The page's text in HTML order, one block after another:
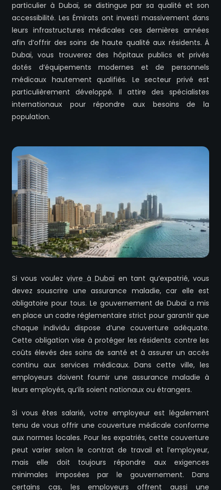
particulier à Dubaï, se distingue par sa qualité et son
accessibilité. Les Émirats ont investi massivement dans
leurs infrastructures médicales ces dernières années
afin d’offrir des soins de haute qualité aux résidents. À
Dubaï, vous trouverez des hôpitaux publics et privés
dotés d’équipements modernes et de personnels
médicaux hautement qualifiés. Le secteur privé est
particulièrement développé. Il attire des spécialistes
internationaux pour répondre aux besoins de la
population.
Si vous voulezvivre à Dubaï en tant qu’expatrié, vous
devez souscrire une assurance maladie, car elle est
obligatoire pour tous. Le gouvernement de Dubaï a mis
en place un cadre réglementaire strict pour garantir que
chaque individu dispose d’une couverture adéquate.
Cette obligation vise à protéger les résidents contre les
coûts élevés des soins de santé et à assurer un accès
continu aux services médicaux. Dans cette ville, les
employeurs doivent fournir une assurance maladie à
leurs employés, qu’ils soient nationaux ou étrangers.
Si vous êtes salarié, votre employeur est légalement
tenu de vous offrir une couverture médicale conforme
aux normes locales. Pour les expatriés, cette couverture
peut varier selon le contrat de travail et l’employeur,
mais elle doit toujours répondre aux exigences
minimales imposées par le gouvernement. Dans
certains cas, les employeurs offrent aussi une